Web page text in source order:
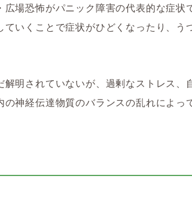
場恐怖がパニック障害の代表的な症状
ていくことで症状がひどくなったり、う
明されていないが、過剰なストレス、
神経伝達物質のバランスの乱れによっ